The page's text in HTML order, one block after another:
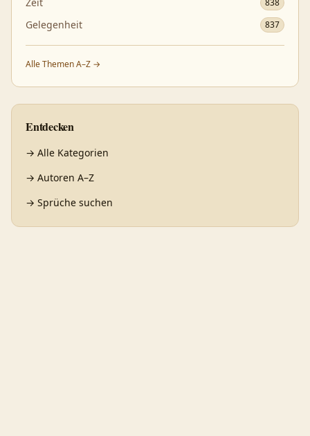
838
Gelegenheit 837
Alle Themen A–Z →
Entdecken
→ Alle Kategorien
→ Autoren A–Z
→ Sprüche suchen